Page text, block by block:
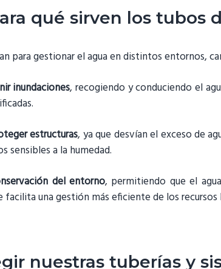
qué sirven los tubos
para gestionar el agua en distintos entornos,
inundaciones, recogiendo y conduciendo el
estructuras, ya que desvían el exceso de
a la humedad.
del entorno, permitiendo que el
una gestión más eficiente de los recursos
nuestras tuberías y